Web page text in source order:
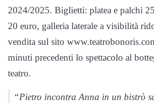
2024/2025. Biglietti: platea e palchi
20 euro, galleria laterale a visibilità
vendita sul sito
minuti precedenti lo spettacolo al
teatro.
“Pietro incontra Anna in un bistrò